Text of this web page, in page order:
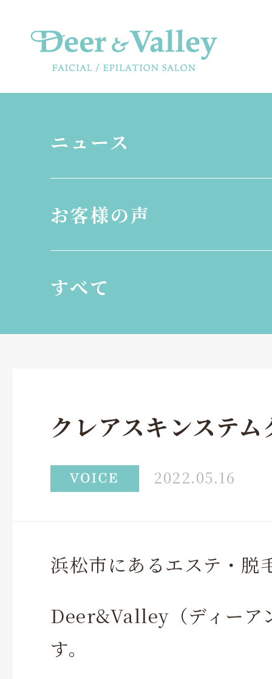
ニュース
お客様の声
すべて
クレアスキンステ
2022.05.16
浜松市にあるエステ・脱
Deer&Valley（ディーア
す。